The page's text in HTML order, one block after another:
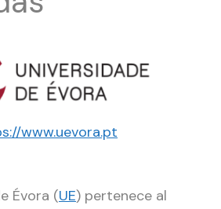
www.uevora.pt
Évora (UE) pertenece al